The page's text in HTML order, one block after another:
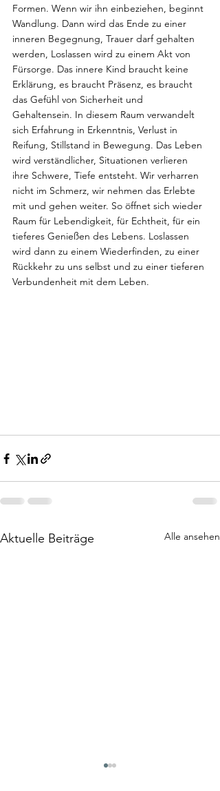
Formen. Wenn wir ihn einbeziehen, beginnt
Wandlung. Dann wird das Ende zu einer
inneren Begegnung, Trauer darf gehalten
werden, Loslassen wird zu einem Akt von
Fürsorge. Das innere Kind braucht keine
Erklärung, es braucht Präsenz, es braucht
das Gefühl von Sicherheit und
Gehaltensein. In diesem Raum verwandelt
sich Erfahrung in Erkenntnis, Verlust in
Reifung, Stillstand in Bewegung. Das Leben
wird verständlicher, Situationen verlieren
ihre Schwere, Tiefe entsteht. Wir verharren
nicht im Schmerz, wir nehmen das Erlebte
mit und gehen weiter. So öffnet sich wieder
Raum für Lebendigkeit, für Echtheit, für ein
tieferes Genießen des Lebens. Loslassen
wird dann zu einem Wiederfinden, zu einer
Rückkehr zu uns selbst und zu einer tieferen
Verbundenheit mit dem Leben.
Aktuelle Beiträge Alle ansehen